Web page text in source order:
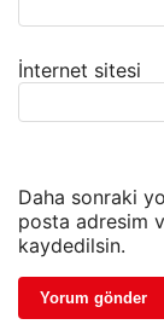
İnternet sitesi
Daha sonraki
posta adresim
kaydedilsin.